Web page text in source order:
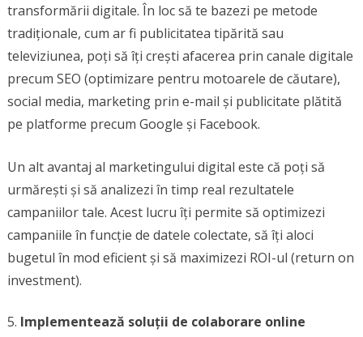
transformării digitale. În loc să te bazezi pe metode
tradiționale, cum ar fi publicitatea tipărită sau
televiziunea, poți să îți crești afacerea prin canale digitale
precum SEO (optimizare pentru motoarele de căutare),
social media, marketing prin e-mail și publicitate plătită
pe platforme precum Google și Facebook.
Un alt avantaj al marketingului digital este că poți să
urmărești și să analizezi în timp real rezultatele
campaniilor tale. Acest lucru îți permite să optimizezi
campaniile în funcție de datele colectate, să îți aloci
bugetul în mod eficient și să maximizezi ROI-ul (return on
investment).
Implementează soluții de colaborare online